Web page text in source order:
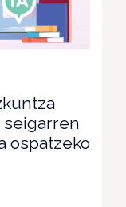
ospatzeko